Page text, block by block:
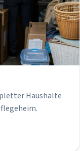
Haushalte